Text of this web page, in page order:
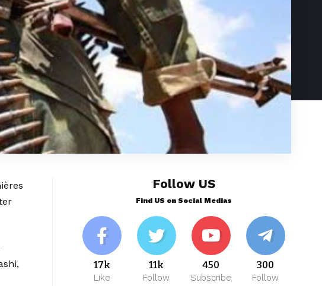
Follow US
Find US on Social Medias
17k
Like
11k
Follow
450
Subscribe
300
Follow